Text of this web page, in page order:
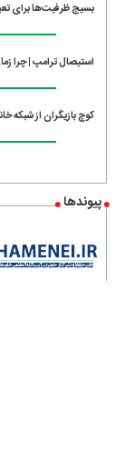
بسیج ظرفیت‌ها برای
استیصال ترامپ | چرا
کوچ بازیگران از شبکه
پیوندها